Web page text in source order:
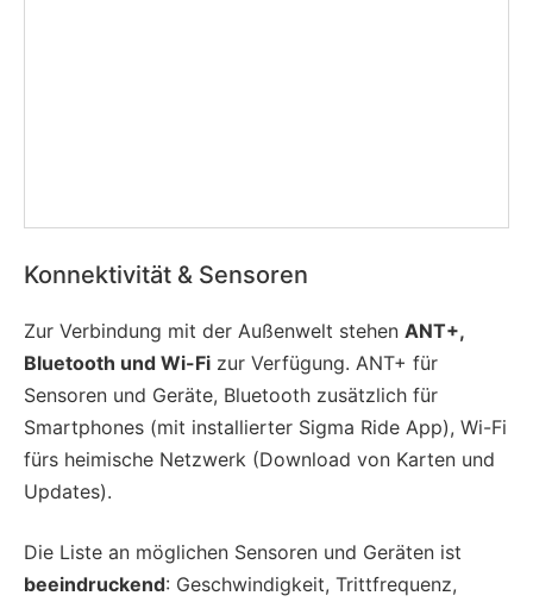
Konnektivität & Sensoren
Zur Verbindung mit der Außenwelt stehen ANT+,
Bluetooth und Wi-Fi zur Verfügung. ANT+ für
Sensoren und Geräte, Bluetooth zusätzlich für
Smartphones (mit installierter Sigma Ride App), Wi-Fi
fürs heimische Netzwerk (Download von Karten und
Updates).
Die Liste an möglichen Sensoren und Geräten ist
beeindruckend: Geschwindigkeit, Trittfrequenz,